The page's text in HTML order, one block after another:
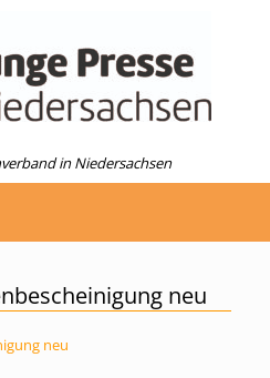
in Niedersachsen
neu
neu